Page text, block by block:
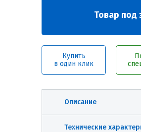
Товар под
Купить
в один клик
Описание
Технические